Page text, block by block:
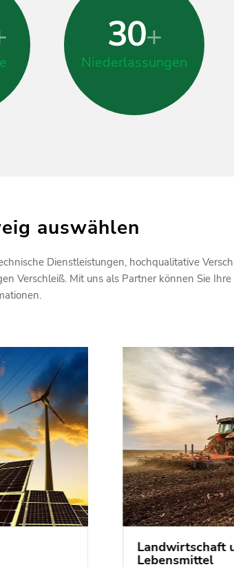
30+
Niederlassungen
auswählen
Dienstleistungen, hochqualitative
Verschleiß. Mit uns als Partner können Sie
Landwirtschaft
Lebensmittel